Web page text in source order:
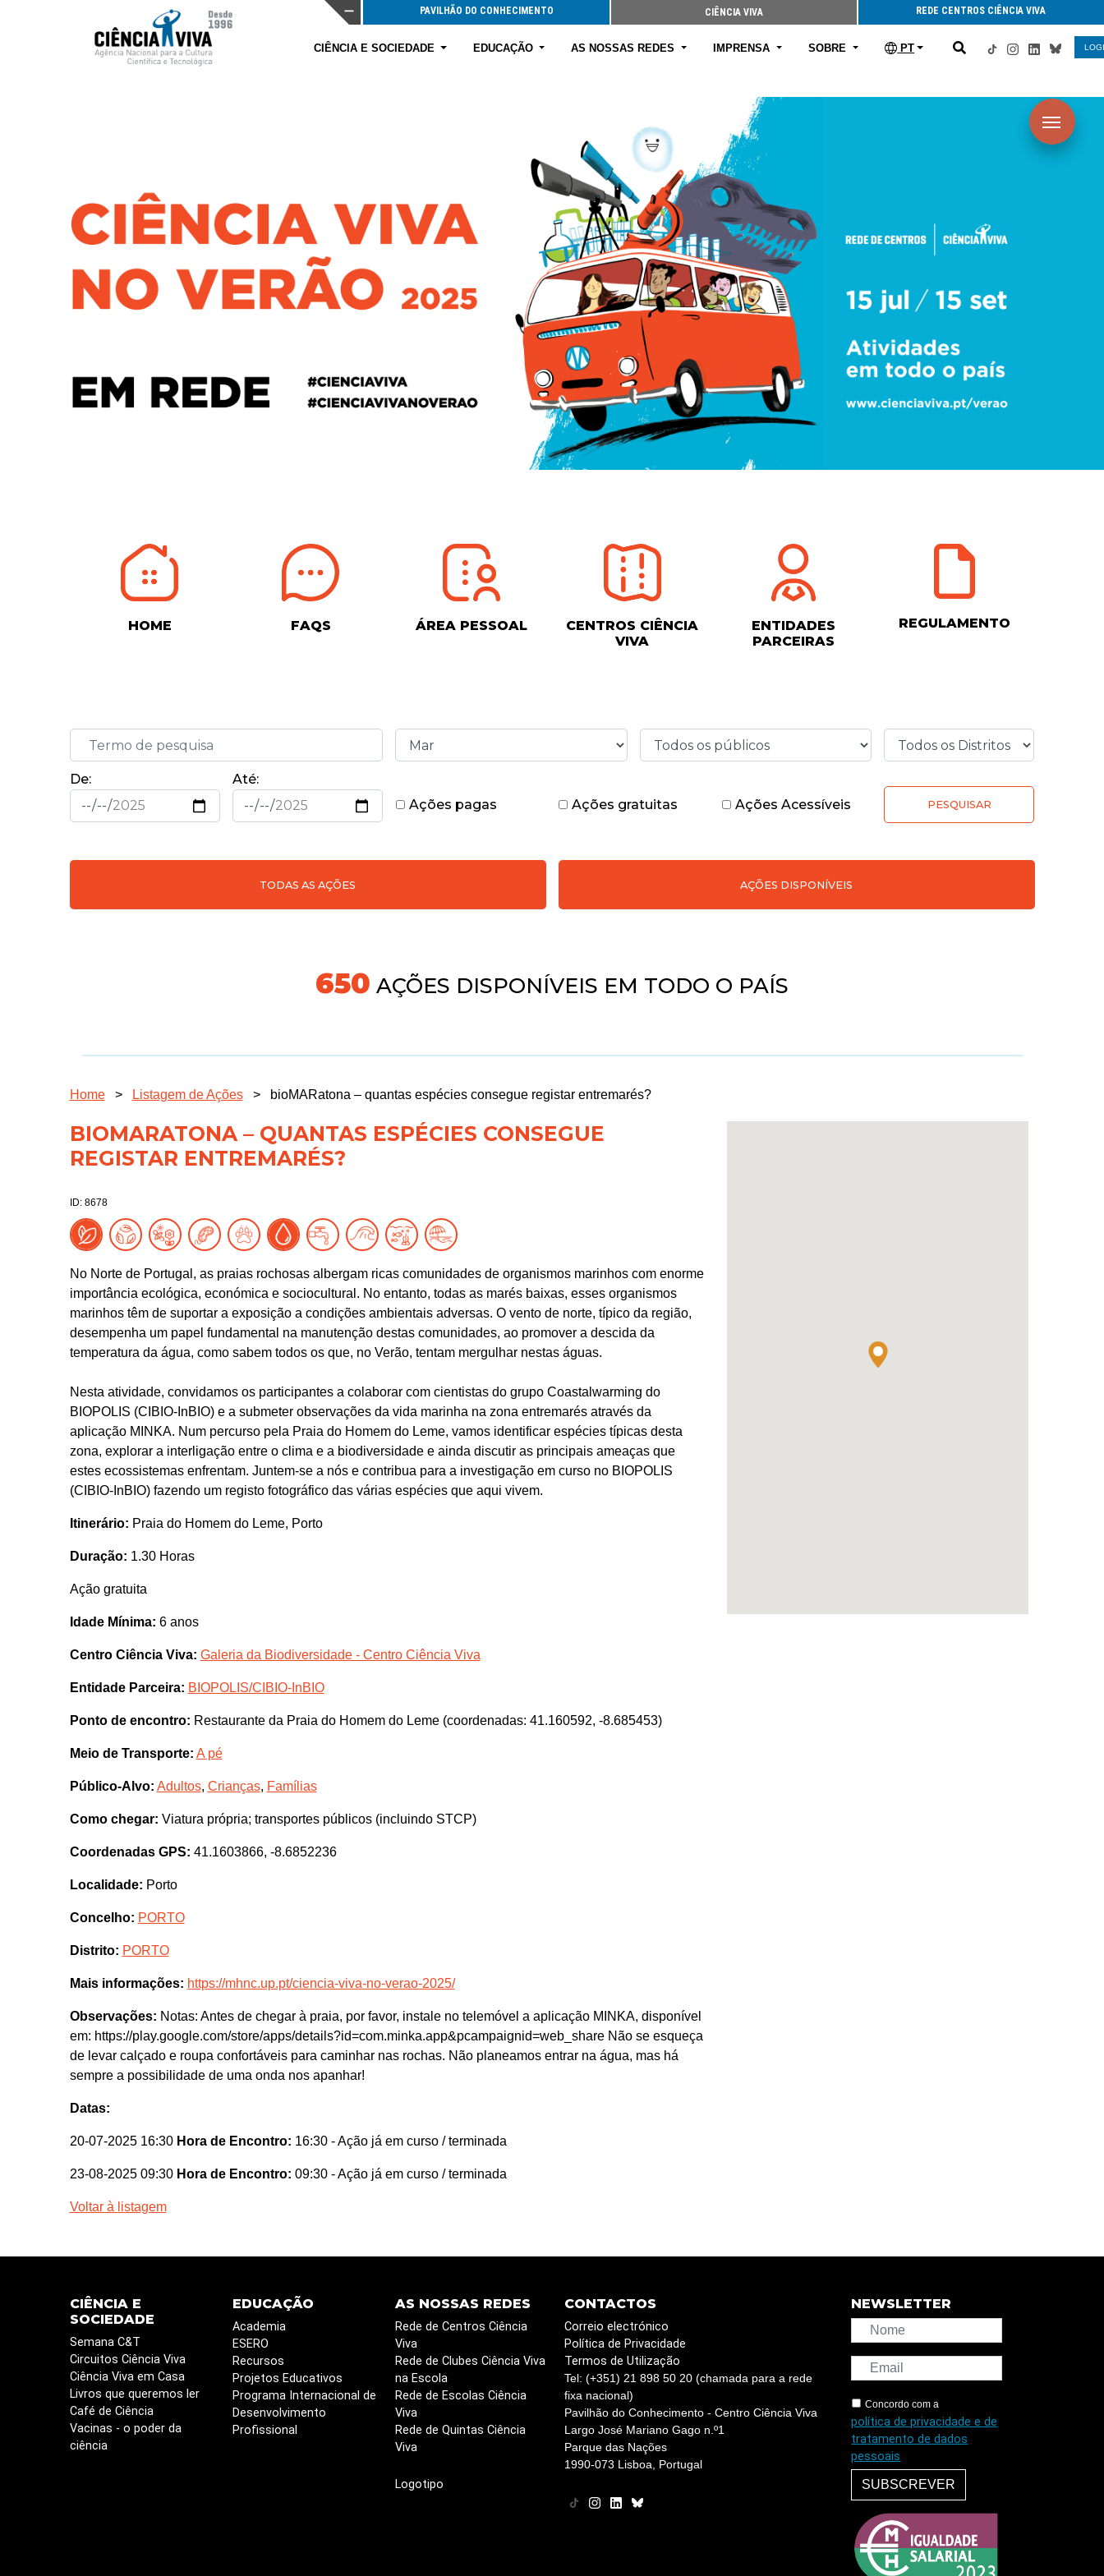
PAVILHÃO DO CONHECIMENTO CIÊNCIA VIVA REDE CENTROS CIÊNCIA VIVA
CIÊNCIA E SOCIEDADE EDUCAÇÃO AS NOSSAS REDES IMPRENSA SOBRE PT
HOME FAQS ÁREA PESSOAL
CENTROS CIÊNCIA
VIVA
ENTIDADES
PARCEIRAS
REGULAMENTO
De:
Até:
Ações pagas
Ações gratuitas Ações Acessíveis PESQUISAR
TODAS AS AÇÕES AÇÕES DISPONÍVEIS
718AÇÕES DISPONÍVEIS EM TODO O PAÍS
Home > Listagem de Ações > bioMARatona – quantas espécies consegue registar entremarés?
BIOMARATONA – QUANTAS ESPÉCIES CONSEGUE
REGISTAR ENTREMARÉS?
ID: 8678
No Norte de Portugal, as praias rochosas albergam ricas comunidades de organismos marinhos com enorme
importância ecológica, económica e sociocultural. No entanto, todas as marés baixas, esses organismos
marinhos têm de suportar a exposição a condições ambientais adversas. O vento de norte, típico da região,
desempenha um papel fundamental na manutenção destas comunidades, ao promover a descida da
temperatura da água, como sabem todos os que, no Verão, tentam mergulhar nestas águas.
Nesta atividade, convidamos os participantes a colaborar com cientistas do grupo Coastalwarming do
BIOPOLIS (CIBIO-InBIO) e a submeter observações da vida marinha na zona entremarés através da
aplicação MINKA. Num percurso pela Praia do Homem do Leme, vamos identificar espécies típicas desta
zona, explorar a interligação entre o clima e a biodiversidade e ainda discutir as principais ameaças que
estes ecossistemas enfrentam. Juntem-se a nós e contribua para a investigação em curso no BIOPOLIS
(CIBIO-InBIO) fazendo um registo fotográfico das várias espécies que aqui vivem.
Itinerário: Praia do Homem do Leme, Porto
Duração: 1.30 Horas
Ação gratuita
Idade Mínima: 6 anos
Centro Ciência Viva: Galeria da Biodiversidade - Centro Ciência Viva
Entidade Parceira: BIOPOLIS/CIBIO-InBIO
Ponto de encontro: Restaurante da Praia do Homem do Leme (coordenadas: 41.160592, -8.685453)
Meio de Transporte: A pé
Público-Alvo: Adultos, Crianças, Famílias
Como chegar: Viatura própria; transportes públicos (incluindo STCP)
Coordenadas GPS: 41.1603866, -8.6852236
Localidade: Porto
Concelho: PORTO
Distrito: PORTO
Mais informações: https://mhnc.up.pt/ciencia-viva-no-verao-2025/
Observações: Notas: Antes de chegar à praia, por favor, instale no telemóvel a aplicação MINKA, disponível
em: https://play.google.com/store/apps/details?id=com.minka.app&pcampaignid=web_share Não se esqueça
de levar calçado e roupa confortáveis para caminhar nas rochas. Não planeamos entrar na água, mas há
sempre a possibilidade de uma onda nos apanhar!
Datas:
20-07-2025 16:30 Hora de Encontro: 16:30 - Ação já em curso / terminada
23-08-2025 09:30 Hora de Encontro: 09:30 - Ação já em curso / terminada
Voltar à listagem
CIÊNCIA E
SOCIEDADE
Semana C&T
Circuitos Ciência Viva
Ciência Viva em Casa
Livros que queremos ler
Café de Ciência
Vacinas - o poder da
ciência
EDUCAÇÃO
Academia
ESERO
Recursos
Projetos Educativos
Programa Internacional de
Desenvolvimento
Profissional
AS NOSSAS REDES
Rede de Centros Ciência
Viva
Rede de Clubes Ciência Viva
na Escola
Rede de Escolas Ciência
Viva
Rede de Quintas Ciência
Viva
Logotipo
CONTACTOS
Correio electrónico
Política de Privacidade
Termos de Utilização
Tel: (+351) 21 898 50 20 (chamada para a rede
fixa nacional)
Pavilhão do Conhecimento - Centro Ciência Viva
Largo José Mariano Gago n.º1
Parque das Nações
1990-073 Lisboa, Portugal
NEWSLETTER
Concordo com a
política de privacidade e de
tratamento de dados
pessoais
SUBSCREVER